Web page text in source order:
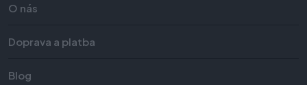
O nás
Doprava a platba
Blog